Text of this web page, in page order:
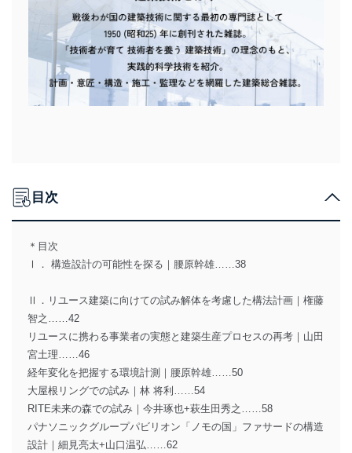
目次
＊目次
Ⅰ． 構造設計の可能性を探る｜腰原幹雄……38
Ⅱ．リユース建築に向けての試み解体を考慮した構法計画｜権藤
智之……42
リユースに携わる事業者の実態と建築生産プロセスの再考｜山田
宮土理……46
経年変化を把握する環境計測｜腰原幹雄……50
大屋根リングでの試み｜林 将利……54
RITE未来の森での試み｜今井琢也+萩生田秀之……58
パナソニックグループパビリオン「ノモの国」ファサードの構造
設計｜細見亮太+山口温弘……62